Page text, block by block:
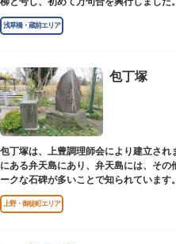
浅草橋・蔵前エリア
包丁塚
包丁塚は、上豊調理師会により建立さ
にある弁天島にあり、弁天島には、そ
ークな石碑が多いことで知られています。
上野・御徒町エリア